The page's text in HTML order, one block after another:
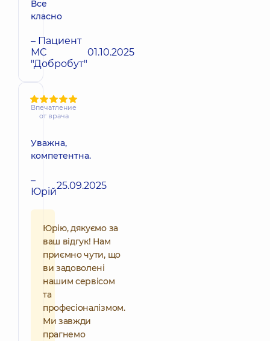
Все
класно
– Пациент
МС
"Добробут"
01.10.2025
Впечатление
от врача
Уважна,
компетентна.
–
Юрій25.09.2025
Юрію, дякуємо за
ваш відгук! Нам
приємно чути, що
ви задоволені
нашим сервісом
та
професіоналізмом.
Ми завжди
прагнемо